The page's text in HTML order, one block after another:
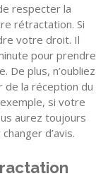
respecter la
rétractation. Si
votre droit. Il
pour prendre
De plus, n’oubliez
de la réception du
si votre
aurez toujours
d’avis.